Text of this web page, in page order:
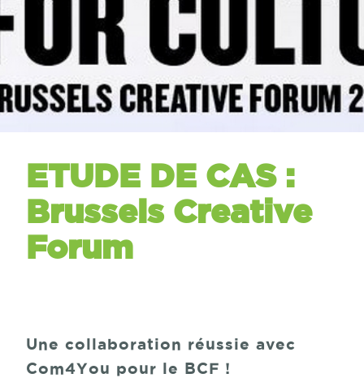
ETUDE DE CAS :
Brussels Creative
Forum
Une collaboration réussie avec
Com4You pour le BCF !